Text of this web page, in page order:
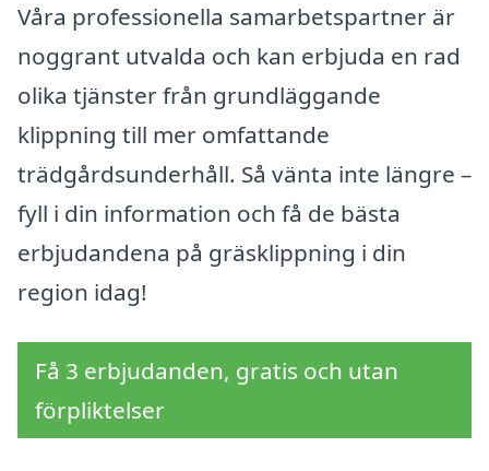
Våra professionella samarbetspartner är
noggrant utvalda och kan erbjuda en rad
olika tjänster från grundläggande
klippning till mer omfattande
trädgårdsunderhåll. Så vänta inte längre –
fyll i din information och få de bästa
erbjudandena på gräsklippning i din
region idag!
Få 3 erbjudanden, gratis och utan
förpliktelser